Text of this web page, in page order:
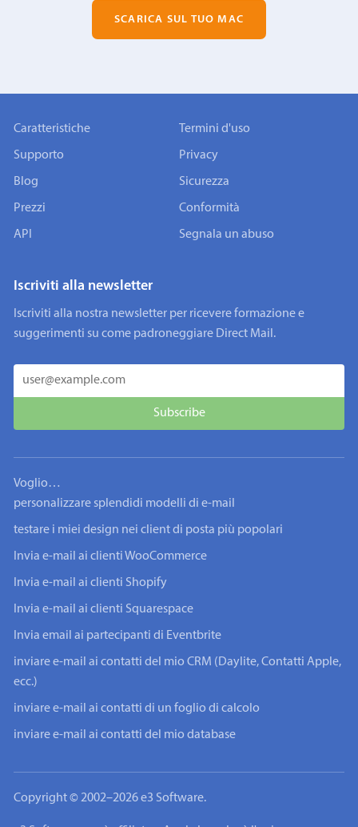
SCARICA SUL TUO MAC
Caratteristiche
Supporto
Blog
Prezzi
API
Termini d'uso
Privacy
Sicurezza
Conformità
Segnala un abuso
Iscriviti alla newsletter
Iscriviti alla nostra newsletter per ricevere formazione e
suggerimenti su come padroneggiare Direct Mail.
Voglio…
personalizzare splendidi modelli di e-mail
testare i miei design nei client di posta più popolari
Invia e-mail ai clienti WooCommerce
Invia e-mail ai clienti Shopify
Invia e-mail ai clienti Squarespace
Invia email ai partecipanti di Eventbrite
inviare e-mail ai contatti del mio CRM (Daylite, Contatti Apple,
ecc.)
inviare e-mail ai contatti di un foglio di calcolo
inviare e-mail ai contatti del mio database
Copyright © 2002–2026 e3 Software.